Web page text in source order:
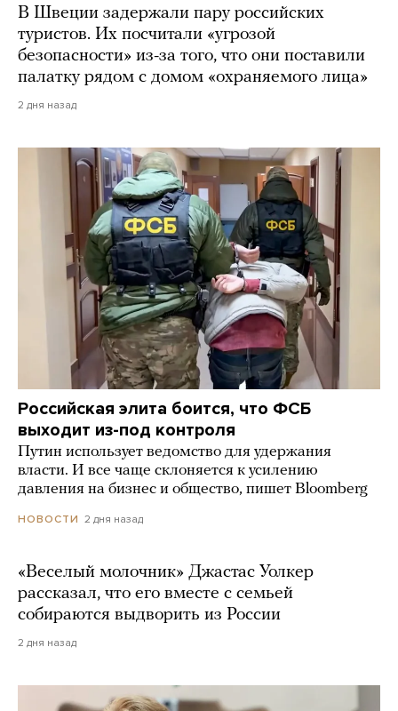
В Швеции задержали пару российских
туристов. Их посчитали «угрозой
безопасности» из-за того, что они поставили
палатку рядом с домом «охраняемого лица»
2 дня назад
Российская элита боится, что ФСБ
выходит из-под контроля
Путин использует ведомство для удержания
власти. И все чаще склоняется к усилению
давления на бизнес и общество, пишет Bloomberg
НОВОСТИ 2 дня назад
«Веселый молочник» Джастас Уолкер
рассказал, что его вместе с семьей
собираются выдворить из России
2 дня назад